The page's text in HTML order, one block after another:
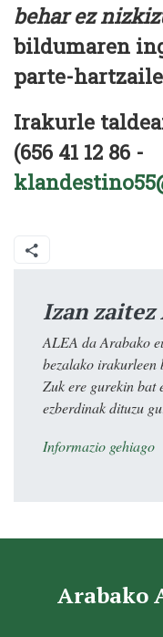
behar ez
bildumaren
parte-
Irakurle
(656 41 12 86 -
Izan zaitez
ALEA da Arabako
bezalako irakurleen
Zuk ere gurekin bat
ezberdinak dituzu
Informazio gehiago
Arabako